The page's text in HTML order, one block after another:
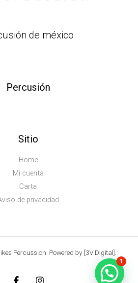
de méxico
Percusión
Sitio
Home
Mi cuenta
Carta
de privacidad
Percussion. Powered by [3V Digital].
1